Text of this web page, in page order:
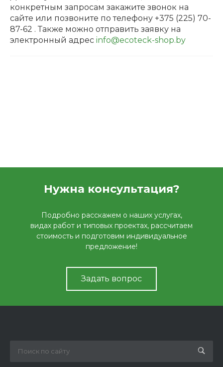
конкретным запросам закажите звонок на
сайте или позвоните по телефону +375 (225) 70-
87-62 . Также можно отправить заявку на
электронный адрес info@ecoteck-shop.by
Нужна консультация?
Подробно расскажем о наших услугах,
видах работ и типовых проектах, рассчитаем
стоимость и подготовим индивидуальное
предложение!
Задать вопрос